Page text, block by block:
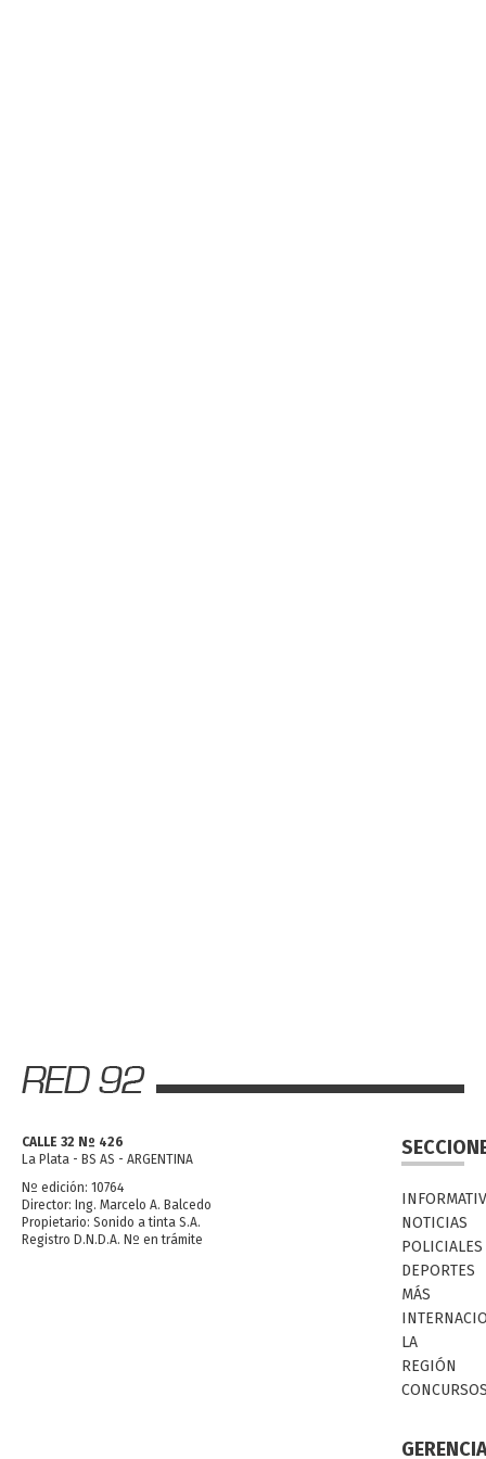
CALLE 32 Nº 426
La Plata - BS AS - ARGENTINA
Nº edición: 10764
Director: Ing. Marcelo A. Balcedo
Propietario: Sonido a tinta S.A.
Registro D.N.D.A. Nº en trámite
NOTICIAS
POLICIALES
DEPORTES
MÁS
LA
REGIÓN